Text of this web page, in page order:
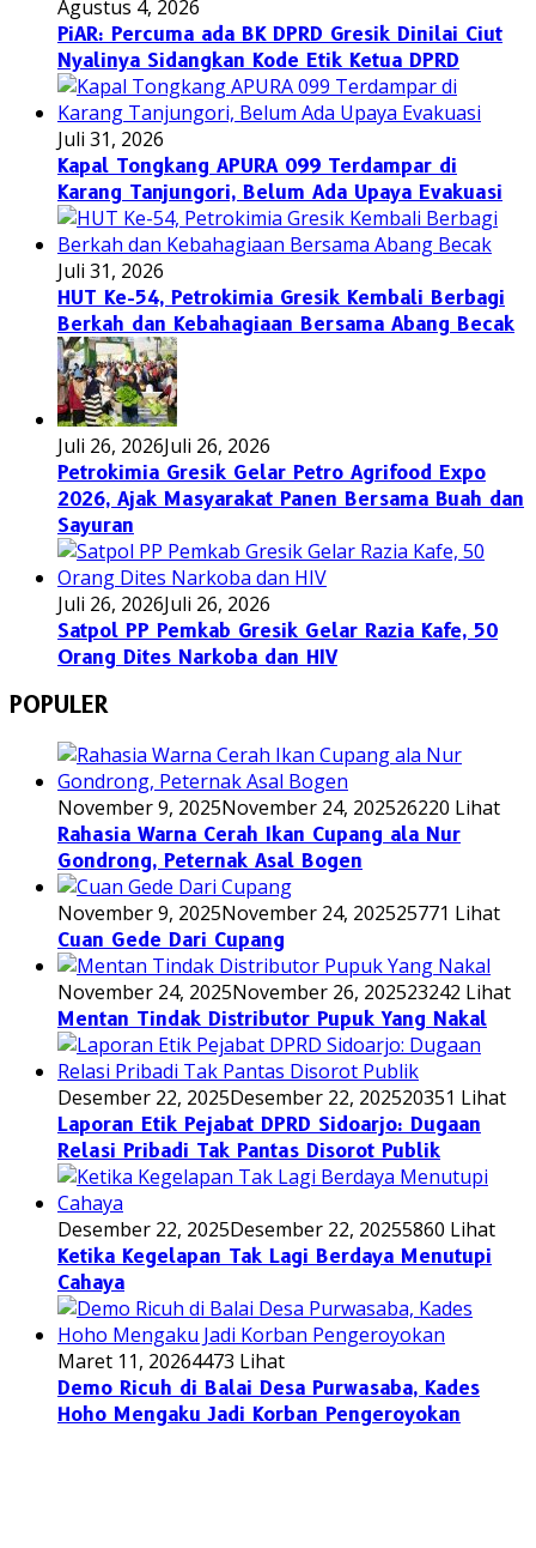
Agustus 4, 2026
PiAR: Percuma ada BK DPRD Gresik Dinilai Ciut
Nyalinya Sidangkan Kode Etik Ketua DPRD
Juli 31, 2026
Kapal Tongkang APURA 099 Terdampar di
Karang Tanjungori, Belum Ada Upaya Evakuasi
Juli 31, 2026
HUT Ke-54, Petrokimia Gresik Kembali Berbagi
Berkah dan Kebahagiaan Bersama Abang Becak
Juli 26, 2026Juli 26, 2026
Petrokimia Gresik Gelar Petro Agrifood Expo
2026, Ajak Masyarakat Panen Bersama Buah dan
Sayuran
Juli 26, 2026Juli 26, 2026
Satpol PP Pemkab Gresik Gelar Razia Kafe, 50
Orang Dites Narkoba dan HIV
POPULER
November 9, 2025November 24, 202526220 Lihat
Rahasia Warna Cerah Ikan Cupang ala Nur
Gondrong, Peternak Asal Bogen
November 9, 2025November 24, 202525771 Lihat
Cuan Gede Dari Cupang
November 24, 2025November 26, 202523242 Lihat
Mentan Tindak Distributor Pupuk Yang Nakal
Desember 22, 2025Desember 22, 202520351 Lihat
Laporan Etik Pejabat DPRD Sidoarjo: Dugaan
Relasi Pribadi Tak Pantas Disorot Publik
Desember 22, 2025Desember 22, 20255860 Lihat
Ketika Kegelapan Tak Lagi Berdaya Menutupi
Cahaya
Maret 11, 20264473 Lihat
Demo Ricuh di Balai Desa Purwasaba, Kades
Hoho Mengaku Jadi Korban Pengeroyokan